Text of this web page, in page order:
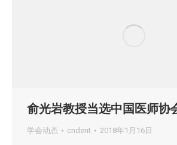
俞光岩教授当选中国医师协
学会动态 cndent 2018年1月16日